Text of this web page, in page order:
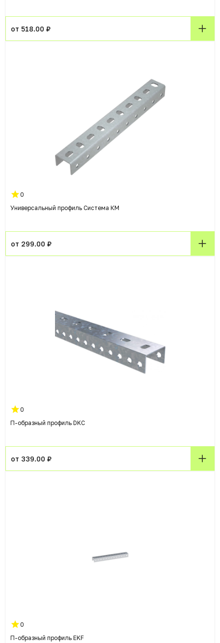
от 518.00 ₽
0
Универсальный профиль Система КМ
от 299.00 ₽
0
П-образный профиль DKC
от 339.00 ₽
0
П-образный профиль EKF